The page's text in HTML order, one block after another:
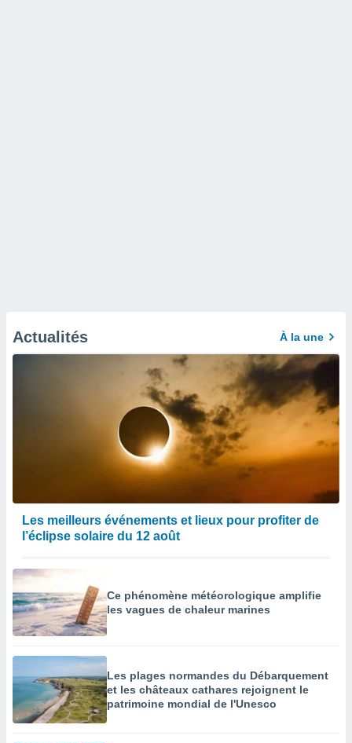
Actualités À la une
Les meilleurs événements et lieux pour profiter de
l’éclipse solaire du 12 août
Ce phénomène météorologique amplifie
les vagues de chaleur marines
Les plages normandes du Débarquement
et les châteaux cathares rejoignent le
patrimoine mondial de l'Unesco